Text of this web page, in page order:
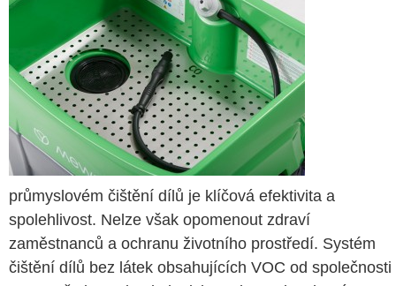
průmyslovém čištění dílů je klíčová efektivita a
spolehlivost. Nelze však opomenout zdraví
zaměstnanců a ochranu životního prostředí. Systém
čištění dílů bez látek obsahujících VOC od společnosti